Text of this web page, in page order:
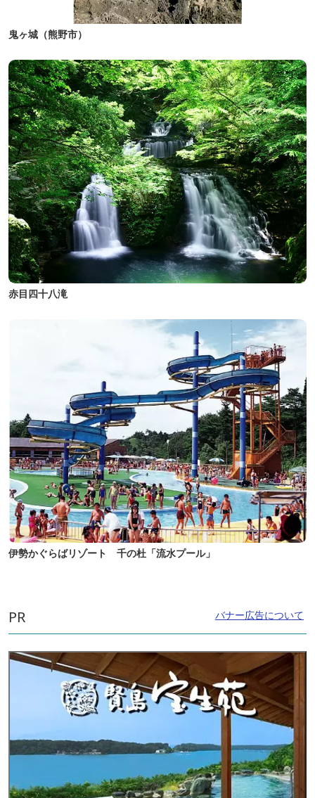
鬼ヶ城（熊野市）
赤目四十八滝
伊勢かぐらばリゾート 千の杜「流水プール」
PR バナー広告について